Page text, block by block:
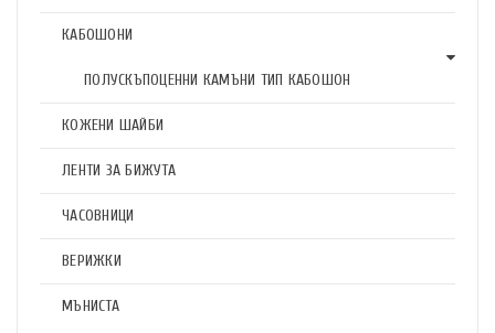
КАБОШОНИ
ПОЛУСКЪПОЦЕННИ КАМЪНИ ТИП КАБОШОН
КОЖЕНИ ШАЙБИ
ЛЕНТИ ЗА БИЖУТА
ЧАСОВНИЦИ
ВЕРИЖКИ
МЪНИСТА